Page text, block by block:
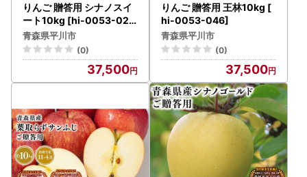
りんご 贈答用 シナノスイ
ート10kg [hi-0053-028
]
青森県平川市
(0)
37,500
りんご 贈答用 王林10kg [
hi-0053-046]
青森県平川市
(0)
37,500